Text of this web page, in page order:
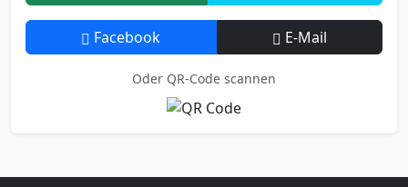
Facebook E-Mail
Oder QR-Code scannen